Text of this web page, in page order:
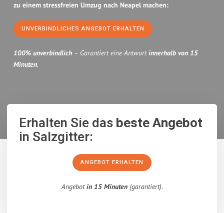
zu einem stressfreien Umzug nach Neapel machen:
UNVERBINDLICHES ANGEBOT ERHALTEN
100% unverbindlich – Garantiert eine Antwortinnerhalb von 15
Minuten.
Erhalten Sie dasbeste Angebot
in Salzgitter:
ANGEBOT ERHALTEN
Angebotin 15 Minuten(garantiert).